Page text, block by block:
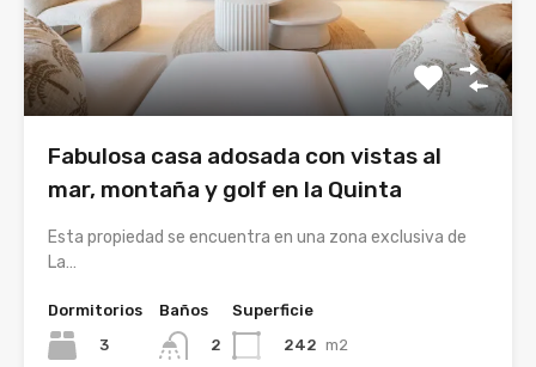
Fabulosa casa adosada con vistas al
mar, montaña y golf en la Quinta
Esta propiedad se encuentra en una zona exclusiva de
La…
Dormitorios
3
Baños
2
Superficie
242 m2